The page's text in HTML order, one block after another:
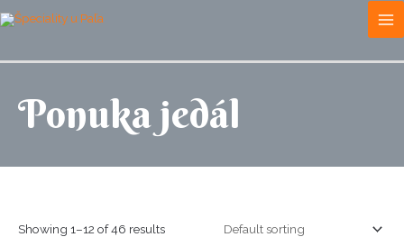
Skip
to
Ponuka jedál
Showing 1–12 of 46 results